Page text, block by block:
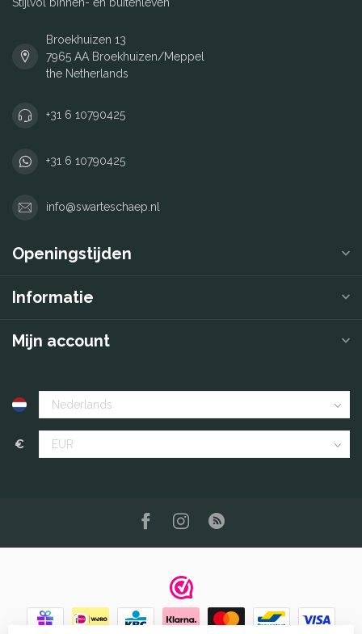
Broekhuizen 13
7965 AA Broekhuizen/Meppel
the Netherlands
+31 6 10790425
+31 6 10790425
info@swarteschaep.nl
Openingstijden
Informatie
Mijn account
€